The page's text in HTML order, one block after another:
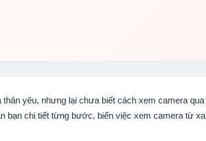
yêu, nhưng lại chưa biết cách xem camera qua
bạn chi tiết từng bước, biến việc xem camera từ xa